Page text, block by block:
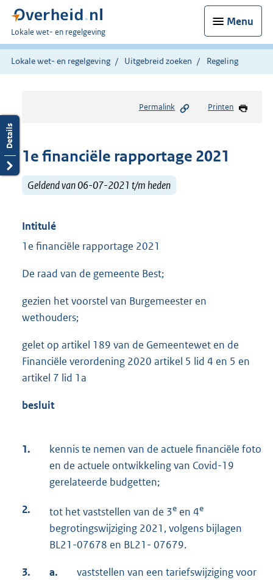
Menu
U
bent
hier:
Lokale wet- en regelgeving
Lokale wet- en regelgeving Uitgebreid zoeken Regeling
Permalink Printen
1e financiële rapportage 2021
Geldend van 06-07-2021 t/m heden
Intitulé
1e financiële rapportage 2021
De raad van de gemeente Best;
gezien het voorstel van Burgemeester en
wethouders;
gelet op artikel 189 van de Gemeentewet en de
Financiële verordening 2020 artikel 5 lid 4 en 5 en
artikel 7 lid 1a
besluit
1.
kennis te nemen van de actuele financiële foto
en de actuele ontwikkeling van Covid-19
gerelateerde budgetten;
2. tot het vaststellen van de 3e en 4e
begrotingswijziging 2021, volgens bijlagen
BL21-07678 en BL21- 07679.
3. a.
vaststellen van een tariefswijziging voor